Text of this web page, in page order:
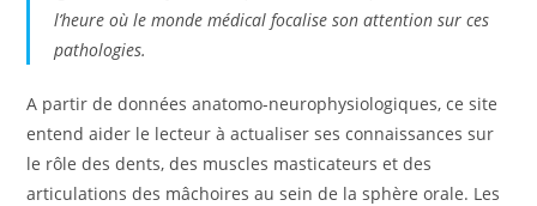
l’heure où le monde médical focalise son attention sur ces
pathologies.
A partir de données anatomo-neurophysiologiques, ce site
entend aider le lecteur à actualiser ses connaissances sur
le rôle des dents, des muscles masticateurs et des
articulations des mâchoires au sein de la sphère orale. Les